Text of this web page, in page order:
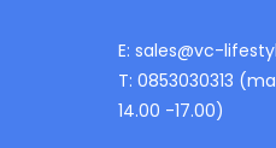
E: sales@vc-
T: 0853030313
14.00 -17.00)